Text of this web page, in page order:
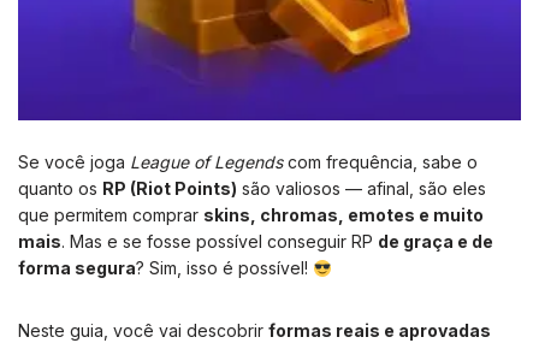
Se você joga League of Legendscom frequência, sabe o
quanto os RP (Riot Points) são valiosos — afinal, são eles
que permitem comprar skins, chromas, emotes e muito
mais. Mas e se fosse possível conseguir RP de graça e de
forma segura? Sim, isso é possível!
Neste guia, você vai descobrir formas reais e aprovadas